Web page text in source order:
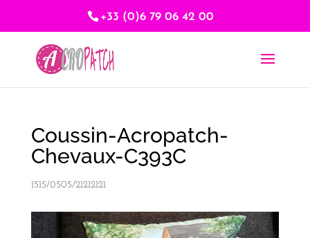
+33 (0)6 79 06 42 00
Coussin-Acropatch-
Chevaux-C393C
1515/0505/21212121